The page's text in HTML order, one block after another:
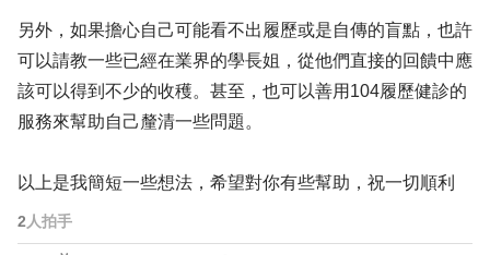
另外，如果擔心自己可能看不出履歷或是自傳的盲點，也許
可以請教一些已經在業界的學長姐，從他們直接的回饋中應
該可以得到不少的收穫。甚至，也可以善用104履歷健診的
服務來幫助自己釐清一些問題。
以上是我簡短一些想法，希望對你有些幫助，祝一切順利
2 人拍手